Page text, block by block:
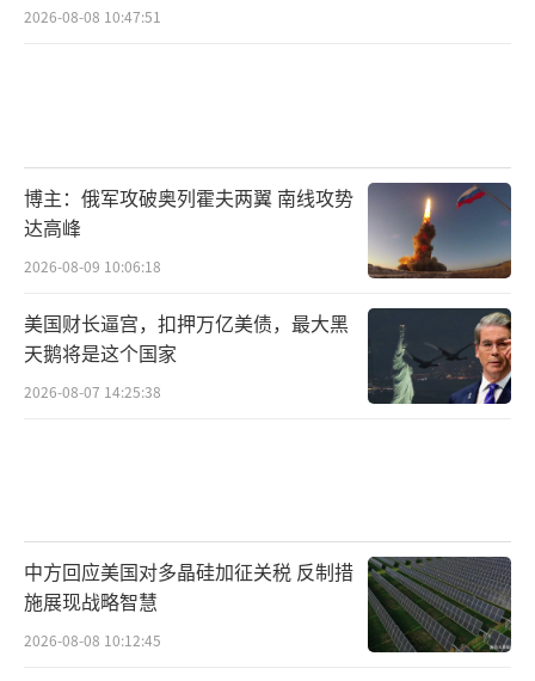
2026-08-08 10:47:51
博主：俄军攻破奥列霍夫两翼 南线攻势
达高峰
2026-08-09 10:06:18
美国财长逼宫，扣押万亿美债，最大黑
天鹅将是这个国家
2026-08-07 14:25:38
中方回应美国对多晶硅加征关税 反制措
施展现战略智慧
2026-08-08 10:12:45